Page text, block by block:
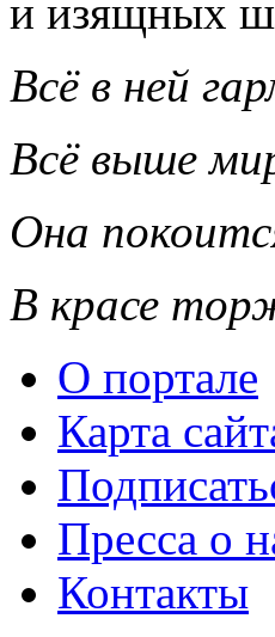
и изящных
Всё в ней
Всё выше
Она
В красе
О портале
Карта
Пресса о
Контакты